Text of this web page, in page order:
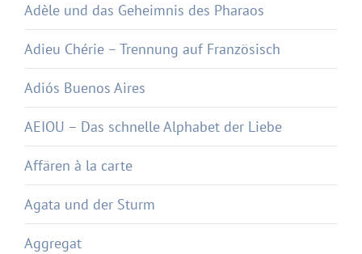
Adèle und das Geheimnis des Pharaos
Adieu Chérie – Trennung auf Französisch
Adiós Buenos Aires
AEIOU – Das schnelle Alphabet der Liebe
Affären à la carte
Agata und der Sturm
Aggregat